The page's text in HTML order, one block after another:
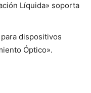
Líquida» soporta
dispositivos
Óptico».